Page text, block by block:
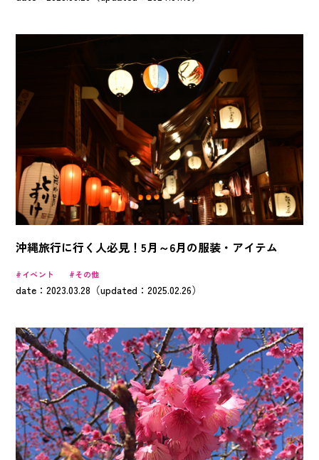
沖縄旅行に行く人必見！5月～6月の服装・アイテム
イベント その他
date：2023.03.28（updated：2025.02.26）